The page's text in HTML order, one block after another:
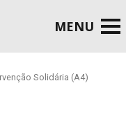
Solidária (A4)